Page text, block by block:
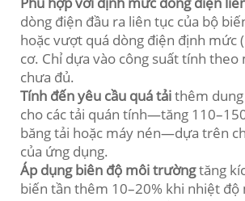
dòng điện đầu ra liên tục của bộ
hoặc vượt quá dòng điện định mức
cơ. Chỉ dựa vào công suất tính theo
chưa đủ.
Tính đến yêu cầu quá tảithêm
cho các tải quán tính—tăng
băng tải hoặc máy nén—dựa trên
của ứng dụng.
Áp dụng biên độ môi trườngtăng
biến tần thêm 10–20% khi nhiệt